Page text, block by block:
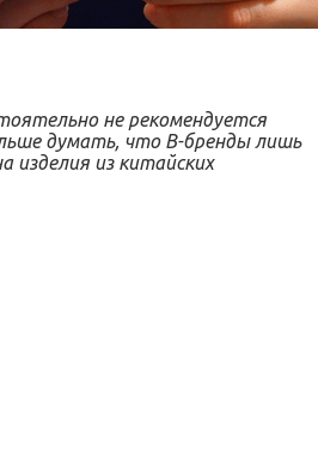
не рекомендуется
думать, что B-бренды лишь
изделия из китайских